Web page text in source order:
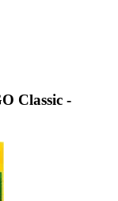
Classic -